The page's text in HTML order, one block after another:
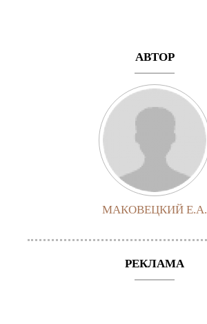
АВТОР
МАКОВЕЦКИЙ Е.А.
РЕКЛАМА